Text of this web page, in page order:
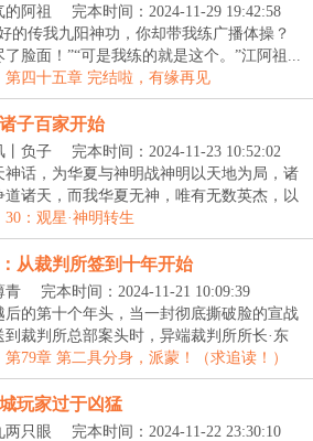
的阿祖
完本时间：2024-11-29 19:42:58
的传我九阳神功，你却带我练广播体操？
了脸面！”“可是我练的就是这个。”江阿祖...
第四十五章 完结啦，有缘再见
子百家开始
丨负子
完本时间：2024-11-23 10:52:02
神话，为华夏与神明战神明以天地为局，诸
道诸天，而我华夏无神，唯有无数英杰，以
30：观星·神明转生
从裁判所签到十年开始
青
完本时间：2024-11-21 10:09:39
后的第十个年头，当一封彻底撕破脸的宣战
到裁判所总部案头时，异端裁判所所长·东
第79章 第二具分身，派蒙！（求追读！）
玩家过于凶猛
两只眼
完本时间：2024-11-22 23:30:10